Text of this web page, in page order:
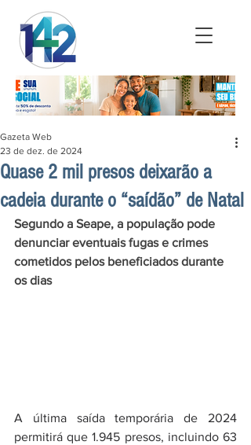
Quase 2 mil presos deixarão a
cadeia durante o “saídão” de Natal
Gazeta Web
23 de dez. de 2024
Segundo a Seape, a população pode
denunciar eventuais fugas e crimes
cometidos pelos beneficiados durante
os dias
A última saída temporária de 2024
permitirá que 1.945 presos, incluindo 63